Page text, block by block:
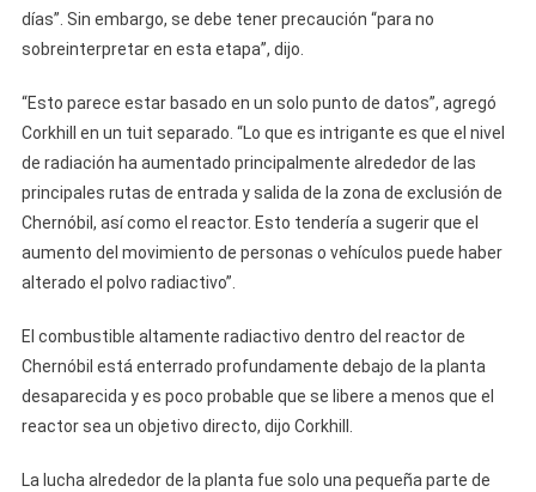
días”. Sin embargo, se debe tener precaución “para no
sobreinterpretar en esta etapa”, dijo.
“Esto parece estar basado en un solo punto de datos”, agregó
Corkhill en un tuit separado. “Lo que es intrigante es que el nivel
de radiación ha aumentado principalmente alrededor de las
principales rutas de entrada y salida de la zona de exclusión de
Chernóbil, así como el reactor. Esto tendería a sugerir que el
aumento del movimiento de personas o vehículos puede haber
alterado el polvo radiactivo”.
El combustible altamente radiactivo dentro del reactor de
Chernóbil está enterrado profundamente debajo de la planta
desaparecida y es poco probable que se libere a menos que el
reactor sea un objetivo directo, dijo Corkhill.
La lucha alrededor de la planta fue solo una pequeña parte de